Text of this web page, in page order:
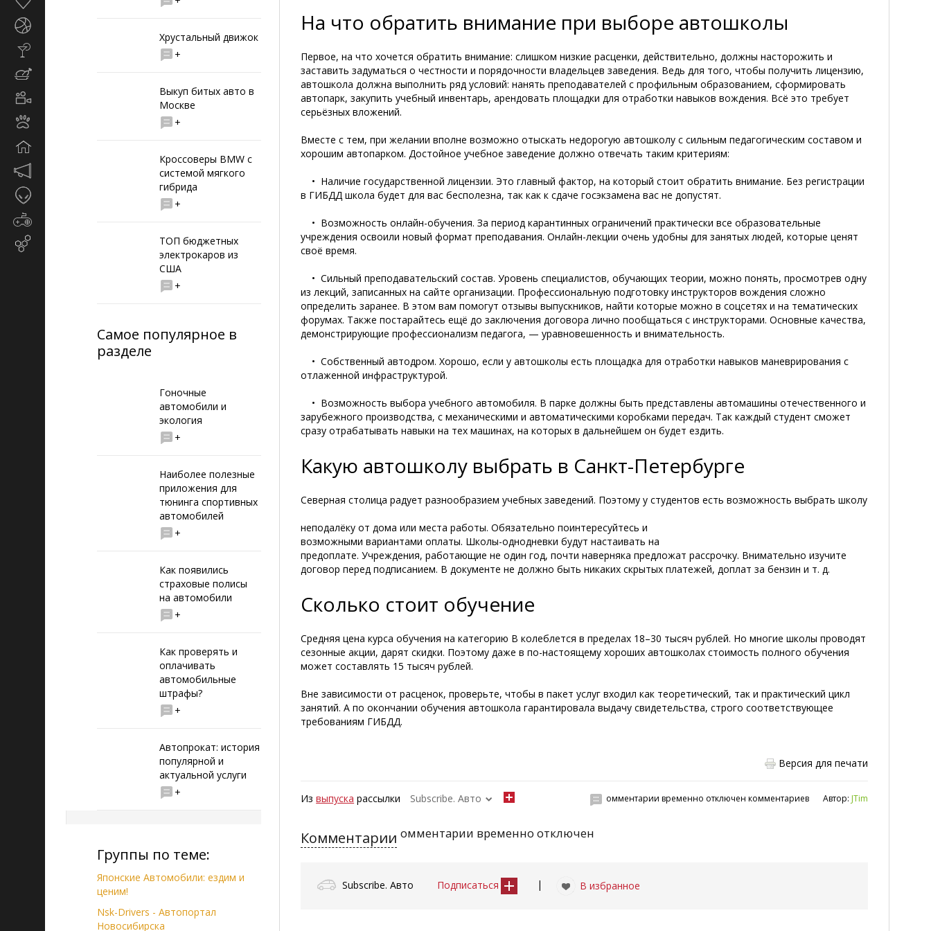
Хрустальный движок
+
Выкуп битых авто в
Москве
+
Кроссоверы BMW с
системой мягкого
гибрида
+
ТОП бюджетных
электрокаров из
США
+
Самое популярное в
разделе
Гоночные
автомобили и
экология
+
Наиболее полезные
приложения для
тюнинга спортивных
автомобилей
+
Как появились
страховые полисы
на автомобили
+
Как проверять и
оплачивать
автомобильные
штрафы?
+
Автопрокат: история
популярной и
актуальной услуги
+
Группы по теме:
Японские Автомобили: ездим и
ценим!
Nsk-Drivers - Автопортал
Новосибирска
На что обратить внимание при выборе автошколы
Первое, на что хочется обратить внимание: слишком низкие расценки, действительно, должны насторожить и
заставить задуматься о честности и порядочности владельцев заведения. Ведь для того, чтобы получить лицензию,
автошкола должна выполнить ряд условий: нанять преподавателей с профильным образованием, сформировать
автопарк, закупить учебный инвентарь, арендовать площадки для отработки навыков вождения. Всё это требует
серьёзных вложений.
Вместе с тем, при желании вполне возможно отыскать недорогую автошколу с сильным педагогическим составом и
хорошим автопарком. Достойное учебное заведение должно отвечать таким критериям:
• Наличие государственной лицензии. Это главный фактор, на который стоит обратить внимание. Без регистрации
в ГИБДД школа будет для вас бесполезна, так как к сдаче госэкзамена вас не допустят.
• Возможность онлайн-обучения. За период карантинных ограничений практически все образовательные
учреждения освоили новый формат преподавания. Онлайн-лекции очень удобны для занятых людей, которые ценят
своё время.
• Сильный преподавательский состав. Уровень специалистов, обучающих теории, можно понять, просмотрев одну
из лекций, записанных на сайте организации. Профессиональную подготовку инструкторов вождения сложно
определить заранее. В этом вам помогут отзывы выпускников, найти которые можно в соцсетях и на тематических
форумах. Также постарайтесь ещё до заключения договора лично пообщаться с инструкторами. Основные качества,
демонстрирующие профессионализм педагога, — уравновешенность и внимательность.
• Собственный автодром. Хорошо, если у автошколы есть площадка для отработки навыков маневрирования с
отлаженной инфраструктурой.
• Возможность выбора учебного автомобиля. В парке должны быть представлены автомашины отечественного и
зарубежного производства, с механическими и автоматическими коробками передач. Так каждый студент сможет
сразу отрабатывать навыки на тех машинах, на которых в дальнейшем он будет ездить.
Какую автошколу выбрать в Санкт-Петербурге
Северная столица радует разнообразием учебных заведений. Поэтому у студентов есть возможность выбрать школу
неподалёку от дома или места работы. Обязательно поинтересуйтесь и
возможными вариантами оплаты. Школы-однодневки будут настаивать на
предоплате. Учреждения, работающие не один год, почти наверняка предложат рассрочку. Внимательно изучите
договор перед подписанием. В документе не должно быть никаких скрытых платежей, доплат за бензин и т. д.
Сколько стоит обучение
Средняя цена курса обучения на категорию В колеблется в пределах 18–30 тысяч рублей. Но многие школы проводят
сезонные акции, дарят скидки. Поэтому даже в по-настоящему хороших автошколах стоимость полного обучения
может составлять 15 тысяч рублей.
Вне зависимости от расценок, проверьте, чтобы в пакет услуг входил как теоретический, так и практический цикл
занятий. А по окончании обучения автошкола гарантировала выдачу свидетельства, строго соответствующее
требованиям ГИБДД.
Версия для печати
Извыпуска рассылки Subscribe. Авто Автор: JTim
омментарии временно отключен комментариев
Комментарии омментарии временно отключен
Subscribe. Авто Подписаться | В избранное